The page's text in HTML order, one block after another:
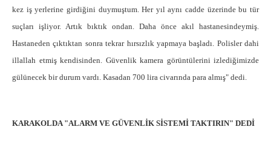
kez iş yerlerine girdiğini duymuştum. Her yıl aynı cadde üzerinde bu tür
suçları işliyor. Artık bıktık ondan. Daha önce akıl hastanesindeymiş.
Hastaneden çıktıktan sonra tekrar hırsızlık yapmaya başladı. Polisler dahi
illallah etmiş kendisinden. Güvenlik kamera görüntülerini izlediğimizde
gülünecek bir durum vardı. Kasadan 700 lira civarında para almış" dedi.
KARAKOLDA "ALARM VE GÜVENLİK SİSTEMİ TAKTIRIN" DEDİ